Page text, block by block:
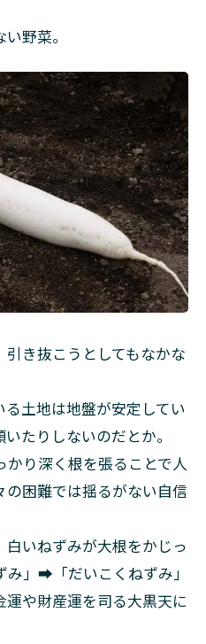
野菜。
き抜こうとしてもなかな
土地は地盤が安定してい
たりしないのだとか。
り深く根を張ることで人
の困難では揺るがない自信
いねずみが大根をかじっ
」➡「だいこくねずみ」
や財産運を司る大黒天に